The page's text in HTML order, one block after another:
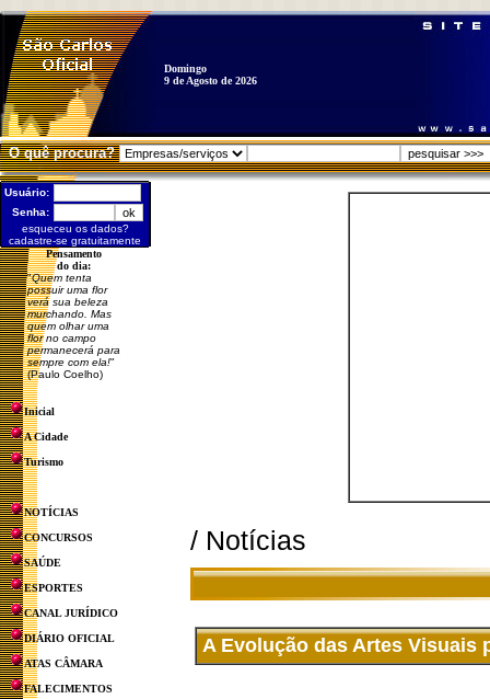
Domingo
9 de Agosto de 2026
O quê procura?
Usuário:
Senha:
esqueceu os dados?
cadastre-se gratuitamente
Pensamento
do dia:
"Quem tenta
possuir uma flor
verá sua beleza
murchando. Mas
quem olhar uma
flor no campo
permanecerá para
sempre com ela!"
(Paulo Coelho)
Inicial
A Cidade
Turismo
NOTÍCIAS
CONCURSOS
SAÚDE
ESPORTES
CANAL JURÍDICO
DIÁRIO OFICIAL
ATAS CÂMARA
FALECIMENTOS
/ Notícias
A Evolução das Artes Visuais